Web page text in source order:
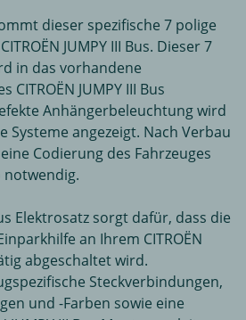
dieser spezifische 7 polige
JUMPY III Bus. Dieser 7
in das vorhandene
JUMPY III Bus
Anhängerbeleuchtung wird
Systeme angezeigt. Nach Verbau
Codierung des Fahrzeuges
Elektrosatz sorgt dafür, dass die
an Ihrem CITROËN
abgeschaltet wird.
Steckverbindungen,
und -Farben sowie eine